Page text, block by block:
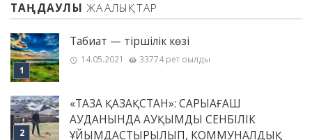
ТАҢДАУЛЫ ЖАҢАЛЫҚТАР
Табиғат — тіршілік көзі
14.05.2021 33774 рет оқылды
«ТАЗА ҚАЗАҚСТАН»: САРЫАҒАШ
АУДАНЫНДА АУҚЫМДЫ СЕНБІЛІК
ҰЙЫМДАСТЫРЫЛЫП, КОММУНАЛДЫҚ